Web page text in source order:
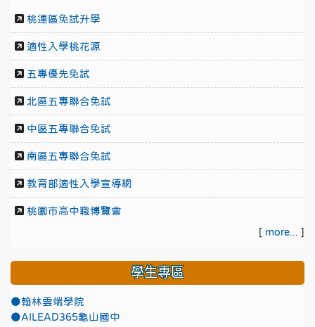
桃連區免試升學
適性入學桃花源
五專優先免試
北區五專聯合免試
中區五專聯合免試
南區五專聯合免試
教育部適性入學宣導網
桃園市高中職博覽會
[ more... ]
學生專區
●翰林雲端學院
●AILEAD365龜山國中